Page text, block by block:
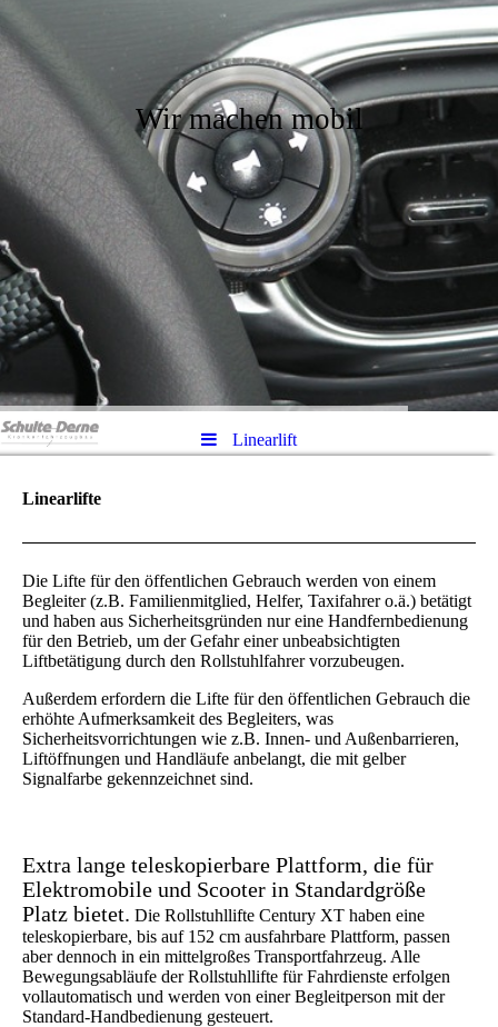
Wir machen mobil
Linearlift
Linearlifte
Die Lifte für den öffentlichen Gebrauch werden von einem
Begleiter (z.B. Familienmitglied, Helfer, Taxifahrer o.ä.) betätigt
und haben aus Sicherheitsgründen nur eine Handfernbedienung
für den Betrieb, um der Gefahr einer unbeabsichtigten
Liftbetätigung durch den Rollstuhlfahrer vorzubeugen.
Außerdem erfordern die Lifte für den öffentlichen Gebrauch die
erhöhte Aufmerksamkeit des Begleiters, was
Sicherheitsvorrichtungen wie z.B. Innen- und Außenbarrieren,
Liftöffnungen und Handläufe anbelangt, die mit gelber
Signalfarbe gekennzeichnet sind.
Extra lange teleskopierbare Plattform, die für
Elektromobile und Scooter in Standardgröße
Platz bietet. Die Rollstuhllifte Century XT haben eine
teleskopierbare, bis auf 152 cm ausfahrbare Plattform, passen
aber dennoch in ein mittelgroßes Transportfahrzeug. Alle
Bewegungsabläufe der Rollstuhllifte für Fahrdienste erfolgen
vollautomatisch und werden von einer Begleitperson mit der
Standard-Handbedienung gesteuert.